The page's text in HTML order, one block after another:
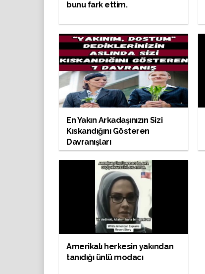
bunu fark ettim.
En Yakın Arkadaşınızın Sizi
Kıskandığını Gösteren
Davranışları
Amerikalı herkesin yakından
tanıdığı ünlü modacı